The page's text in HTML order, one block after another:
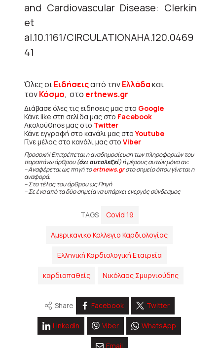
and Cardiovascular Disease: Clerkin
et
al.10.1161/CIRCULATIONAHA.120.0469
41
Όλες οιΕιδήσειςαπό τηνΕλλάδακαι
τονΚόσμο, στο ertnews.gr
Διάβασε όλες τις ειδήσεις μας στο Google
Κάνε like στη σελίδα μας στο Facebook
Ακολούθησε μας στο Twitter
Κάνε εγγραφή στο κανάλι μας στοYoutube
Γίνε μέλος στο κανάλι μας στο Viber
Προσοχή! Επιτρέπεται η αναδημοσίευση των πληροφοριών του
παραπάνω άρθρου (όχι αυτολεξεί) ή μέρους αυτών μόνο αν:
– Αναφέρεται ως πηγή τοertnews.grστο σημείο όπου γίνεται η
αναφορά.
– Στο τέλος του άρθρου ως Πηγή
– Σε ένα από τα δύο σημεία να υπάρχει ενεργός σύνδεσμος
TAGS Covid 19
Αμερικανικο Κολλεγιο Καρδιολογίας
Ελληνική Καρδιολογική Εταιρεία
καρδιοπαθείς Νικόλαος Σμυρνιούδης
Share Facebook Twitter
Linkedin Viber WhatsApp
Email